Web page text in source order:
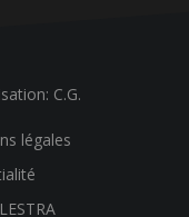
C.G.
légales